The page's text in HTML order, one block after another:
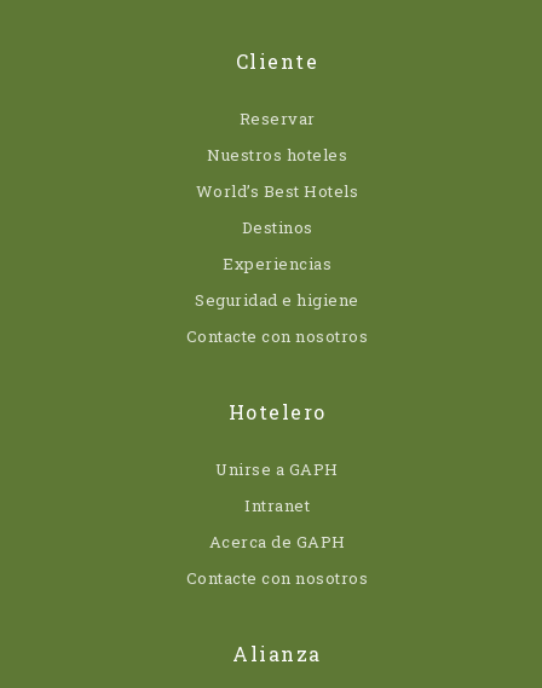
Cliente
Reservar
Nuestros hoteles
World’s Best Hotels
Destinos
Experiencias
Seguridad e higiene
Contacte con nosotros
Hotelero
Unirse a GAPH
Intranet
Acerca de GAPH
Contacte con nosotros
Alianza